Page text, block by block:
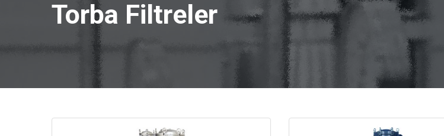
Torba Filtreler